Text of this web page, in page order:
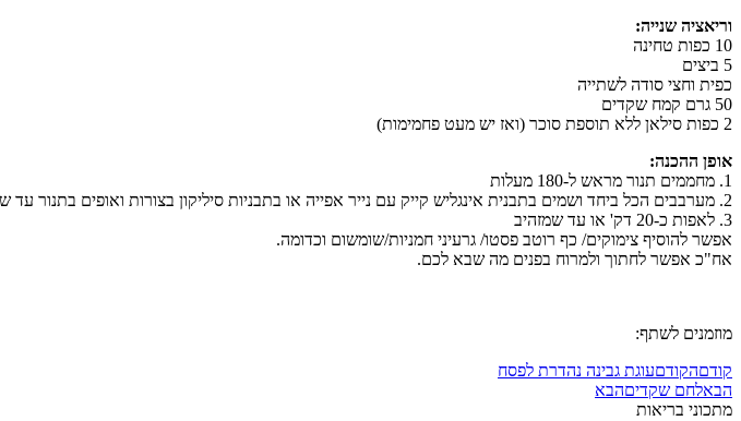
וריאציה שנייה:
10 כפות טחינה
5 ביצים
כפית וחצי סודה לשתייה
50 גרם קמח שקדים
2 כפות סילאן ללא תוספת סוכר (ואז יש מעט פחמימות)
אופן ההכנה:
1. מחממים תנור מראש ל-180 מעלות
2. מערבבים הכל ביחד ושמים בתבנית אינגליש קייק עם נייר אפייה או בתבניות סיליקון בצורות ואופים בתנור עד שמזהיב.
3. לאפות כ-20 דק' או עד שמזהיב
אפשר להוסיף צימוקים/ כף רוטב פסטו/ גרעיני חמניות/שומשום וכדומה.
אח"כ אפשר לחתוך ולמרוח בפנים מה שבא לכם.
מוזמנים לשתף:
קודםהקודםעוגת גבינה נהדרת לפסח
הבאלחם שקדיםהבא
מתכוני בריאות